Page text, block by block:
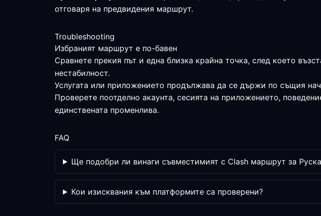
отговаря на предвидения маршрут.
Troubleshooting
Избраният маршрут е по-бавен
Сравнете прекия път и една близка крайна точка, след което
нестабилност.
Услугата или приложението продължава да се държи по същия
Проверете поотделно акаунта, сесията на приложението,
единствената променлива.
FAQ
Ще подобри ли винаги съвместимият с Clash маршрут за
Кои изисквания към платформите са проверени?